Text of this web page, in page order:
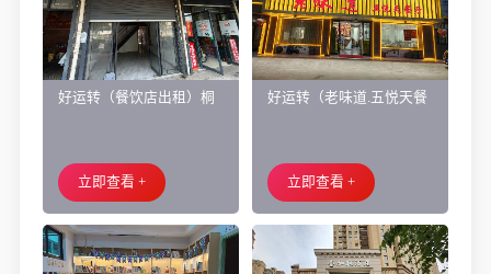
好运转（餐饮店出租）桐
面旺铺出租
立即查看 +
好运转（老味道.五悦天餐
让、主要房租低
立即查看 +